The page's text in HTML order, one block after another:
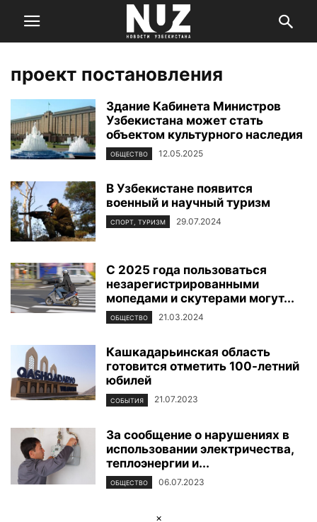
проект постановления
Здание Кабинета Министров
Узбекистана может стать
объектом культурного наследия
ОБЩЕСТВО 12.05.2025
В Узбекистане появится
военный и научный туризм
СПОРТ, ТУРИЗМ 29.07.2024
С 2025 года пользоваться
незарегистрированными
мопедами и скутерами могут...
ОБЩЕСТВО 21.03.2024
Кашкадарьинская область
готовится отметить 100-летний
юбилей
СОБЫТИЯ 21.07.2023
За сообщение о нарушениях в
использовании электричества,
теплоэнергии и...
ОБЩЕСТВО 06.07.2023
×